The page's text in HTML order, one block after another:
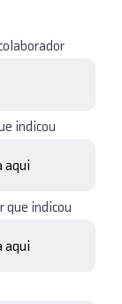
indicou
que indicou